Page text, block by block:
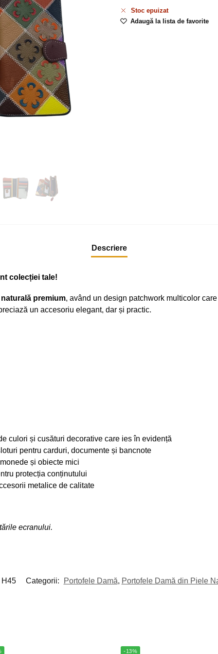
Stoc epuizat
Adaugă la lista de favorite
Descriere
colecției tale!
premium, având un design patchwork multicolor
un accesoriu elegant, dar și practic.
culori și cusături decorative care ies în evidență
pentru carduri, documente și bancnote
și obiecte mici
protecția conținutului
metalice de calitate
ecranului.
H45 Categorii: Portofele Damă, Portofele Damă din Piele
-13%